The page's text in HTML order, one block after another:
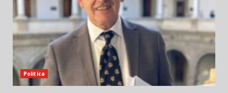
Politica